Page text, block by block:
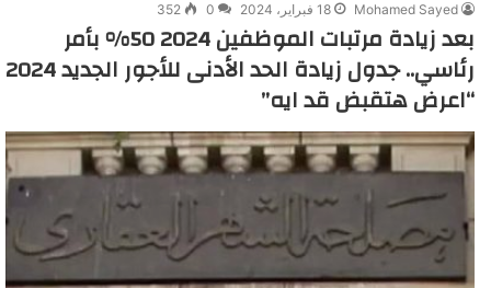
Mohamed Sayed 18 فبراير، 2024 0
352
بعد زيادة مرتبات الموظفين 2024 50% بأمر
رئاسي.. جدول زيادة الحد الأدنى للأجور الجديد 2024
“اعرض هتقبض قد ايه”